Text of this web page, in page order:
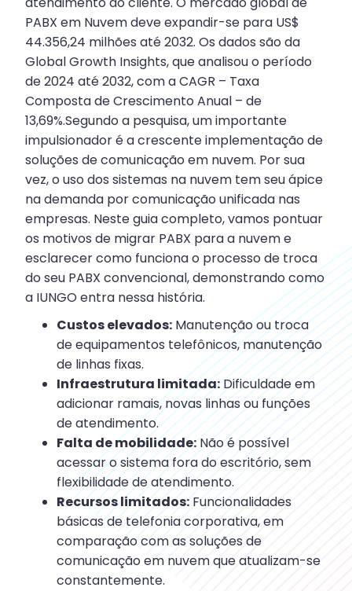
PABX em Nuvem deve expandir-se para US$
44.356,24 milhões até 2032. Os dados são da
Global Growth Insights, que analisou o período
de 2024 até 2032, com a CAGR – Taxa
Composta de Crescimento Anual – de
13,69%.Segundo a pesquisa, um importante
impulsionador é a crescente implementação de
soluções de comunicação em nuvem. Por sua
vez, o uso dos sistemas na nuvem tem seu ápice
na demanda por comunicação unificada nas
empresas. Neste guia completo, vamos pontuar
os motivos de migrar PABX para a nuvem e
esclarecer como funciona o processo de troca
do seu PABX convencional, demonstrando como
a IUNGO entra nessa história.
Custos elevados: Manutenção ou troca
de equipamentos telefônicos, manutenção
de linhas fixas.
Infraestrutura limitada: Dificuldade em
adicionar ramais, novas linhas ou funções
de atendimento.
Falta de mobilidade: Não é possível
acessar o sistema fora do escritório, sem
flexibilidade de atendimento.
Recursos limitados: Funcionalidades
básicas de telefonia corporativa, em
comparação com as soluções de
comunicação em nuvem que atualizam-se
constantemente.